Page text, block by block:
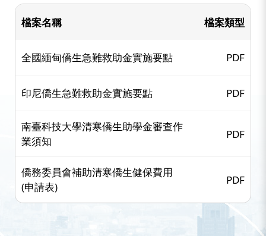
檔案名稱 檔案類型
全國緬甸僑生急難救助金實施要點 PDF
印尼僑生急難救助金實施要點 PDF
南臺科技大學清寒僑生助學金審查作
業須知
PDF
僑務委員會補助清寒僑生健保費用
(申請表)
PDF